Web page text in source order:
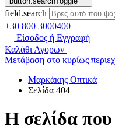
field.search
+30 800 3000400
Είσοδος ή Εγγραφή
Καλάθι Αγορών
Μετάβαση στο κυρίως
Μαρκάκης Οπτικά
Σελίδα 404
Η σελίδα που